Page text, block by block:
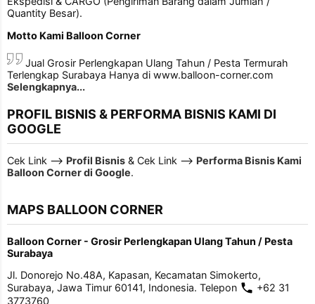
Quantity Besar).
Motto Kami Balloon Corner
Jual Grosir Perlengkapan Ulang Tahun / Pesta Termurah
Terlengkap Surabaya Hanya di www.balloon-corner.com
Selengkapnya...
PROFIL BISNIS & PERFORMA BISNIS KAMI DI
GOOGLE
Cek Link --> Profil Bisnis & Cek Link --> Performa Bisnis Kami
Balloon Corner di Google.
MAPS BALLOON CORNER
Balloon Corner - Grosir Perlengkapan Ulang Tahun / Pesta
Surabaya
Jl. Donorejo No.48A, Kapasan, Kecamatan Simokerto,
Surabaya, Jawa Timur 60141, Indonesia. Telepon
+62 31
3773760